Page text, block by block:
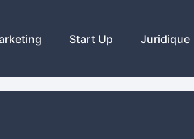
Start Up Juridique